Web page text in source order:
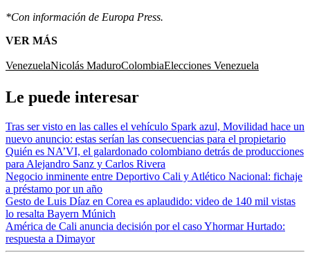
*Con información de Europa Press.
VER MÁS
VenezuelaNicolás MaduroColombiaElecciones Venezuela
Le puede interesar
Tras ser visto en las calles el vehículo Spark azul, Movilidad hace un
nuevo anuncio: estas serían las consecuencias para el propietario
Quién es NA’VI, el galardonado colombiano detrás de producciones
para Alejandro Sanz y Carlos Rivera
Negocio inminente entre Deportivo Cali y Atlético Nacional: fichaje
a préstamo por un año
Gesto de Luis Díaz en Corea es aplaudido: video de 140 mil vistas
lo resalta Bayern Múnich
América de Cali anuncia decisión por el caso Yhormar Hurtado:
respuesta a Dimayor